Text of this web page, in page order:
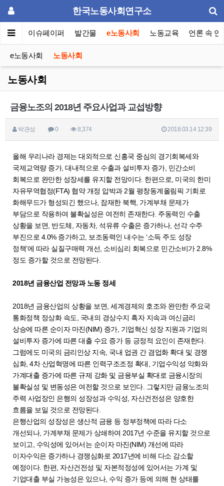
한국노동사회연구소
포럼 이슈페이퍼 발간물 e노동사회 노동교육 언론 속 연
e노동사회 노동사회
노동사회
금융노조의 2018년 주요사업과 교섭방향
박관성 0 8,374 2018.03.14 12:39
올해 우리나라 경제는 대외적으로 신흥국 중심의 경기회복세와
국제교역량 증가, 대내적으로 수출과 설비투자 증가, 민간소비
회복으로 완만한 성장세를 유지할 전망이다. 한편으로, 미국의 한미
자유무역협정(FTA) 협약 개정 압박과 2월 평창동계올림픽 기회로
화해무드가 형성되긴 했으나, 잠재한 북핵, 가계부채 문제가
부담으로 작용하여 불확실성은 여전히 존재한다. 주동력인 수출
상황을 보면, 반도체, 자동차, 석유류 수출은 증가하나, 선각 수주
부진으로 4.0% 증가하고, 보조동력인 내수는 ‘소득 주도 성장
정책’에 따라 실질구매력 개선, 소비심리 회복으로 민간소비가 2.8%
정도 증가할 것으로 전망된다.
2018년 금융산업 전망과 노동 정세
2018년 금융산업의 상황을 보면, 세계경제의 호조와 완만한 주요국
통화정책 정상화 속도, 국내의 경상수지 흑자 지속과 여신금리
상승에 따른 순이자 마진(NIM) 증가, 기업혁신 성장 지원과 기업의
설비투자 증가에 따른 대출 수요 증가 등 긍정적 요인이 존재한다.
그럼에도 미국의 금리인상 지속, 국내 업권 간 겸업화 확대 및 경쟁
심화, 4차 산업혁명에 따른 인력구조조정 확대, 기업수익성 악화와
가계대출 증가에 따른 규제 강화 및 금융부실 확대로 금융시장의
불확실성 및 변동성은 여전할 것으로 보인다. 그렇지만 금융노조의
주력 사업장인 은행의 성장성과 수익성, 자산건전성은 양호한
흐름을 보일 것으로 전망된다.
은행산업의 성장성은 생산적 금융 등 정부정책에 따라 다소
개선되나, 가계부채 문제가 상쇄하여 2017년 수준을 유지할 것으로
보이고, 수익성에 있어서는 순이자 마진(NIM) 개선에 따라
이자수익은 증가하나 경쟁심화로 2017년에 비해 다소 감소할
예정이다. 한편, 자산건전성 및 자본적정성에 있어서는 가계 및
기업대출 부실 가능성은 있으나, 수익 증가 등에 의해 현 상태를